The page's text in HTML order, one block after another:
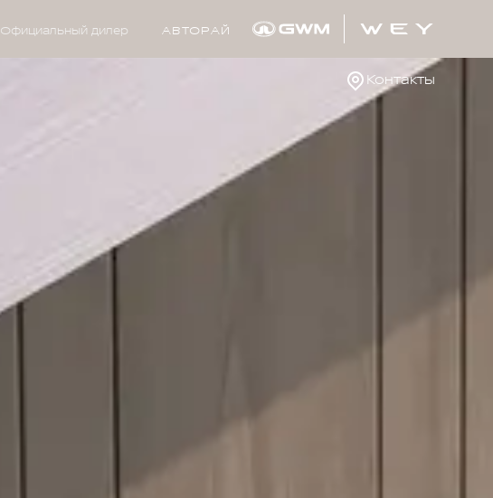
Официальный дилер АВТОРАЙ
Контакты